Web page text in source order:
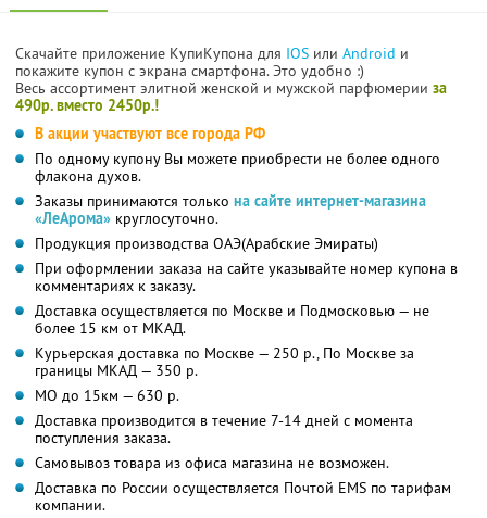
Скачайте приложение КупиКупона для IOS или Android и
покажите купон с экрана смартфона. Это удобно :)
Весь ассортимент элитной женской и мужской парфюмерии за
490р. вместо 2450р.!
В акции участвуют все города РФ
По одному купону Вы можете приобрести не более одного
флакона духов.
Заказы принимаются только на сайте интернет-магазина
«ЛеАрома» круглосуточно.
Продукция производства ОАЭ(Арабские Эмираты)
При оформлении заказа на сайте указывайте номер купона в
комментариях к заказу.
Доставка осуществляется по Москве и Подмосковью — не
более 15 км от МКАД.
Курьерская доставка по Москве — 250 р., По Москве за
границы МКАД — 350 р.
МО до 15км — 630 р.
Доставка производится в течение 7-14 дней с момента
поступления заказа.
Самовывоз товара из офиса магазина не возможен.
Доставка по России осуществляется Почтой EMS по тарифам
компании.